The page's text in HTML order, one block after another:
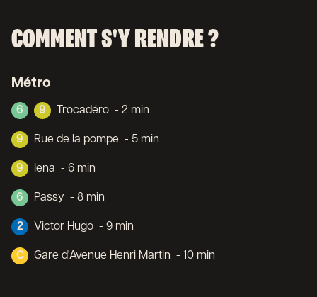
COMMENT S'Y RENDRE ?
Métro
6 9 Trocadéro - 2 min
9 Rue de la pompe - 5 min
9 Iena - 6 min
6 Passy - 8 min
2 Victor Hugo - 9 min
C Gare d'Avenue Henri Martin - 10 min